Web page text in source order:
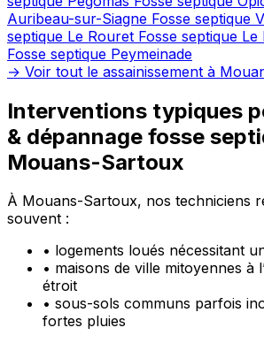
Auribeau-sur-Siagne Fosse septique
septique Le Rouret Fosse septique
Fosse septique Peymeinade
→ Voir tout le assainissement à
Interventions typiques
& dépannage fosse
Mouans-Sartoux
À Mouans-Sartoux, nos techniciens
souvent :
• logements loués nécessitant
• maisons de ville mitoyennes à
étroit
• sous-sols communs parfois
fortes pluies